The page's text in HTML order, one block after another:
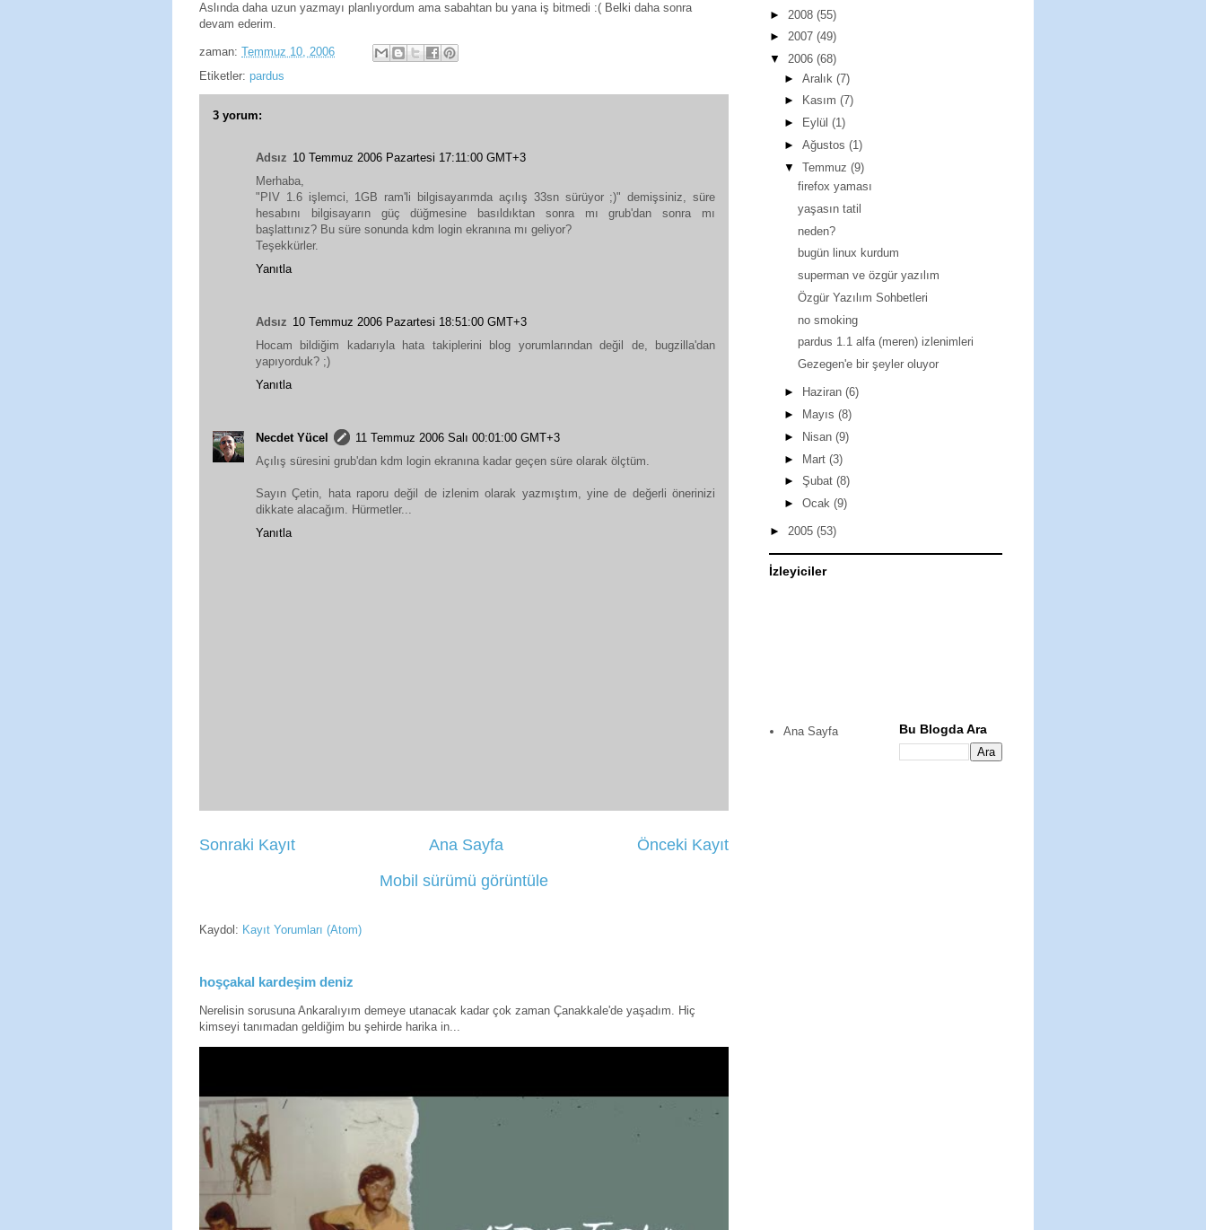
Aslında daha uzun yazmayı planlıyordum ama sabahtan bu yana iş bitmedi :( Belki daha sonra
devam ederim.
zaman: Temmuz 10, 2006
Etiketler: pardus
3 yorum:
Adsız 10 Temmuz 2006 Pazartesi 17:11:00 GMT+3
Merhaba,
"PIV 1.6 işlemci, 1GB ram'li bilgisayarımda açılış 33sn sürüyor ;)" demişsiniz, süre
hesabını bilgisayarın güç düğmesine basıldıktan sonra mı grub'dan sonra mı
başlattınız? Bu süre sonunda kdm login ekranına mı geliyor?
Teşekkürler.
Yanıtla
Adsız 10 Temmuz 2006 Pazartesi 18:51:00 GMT+3
Hocam bildiğim kadarıyla hata takiplerini blog yorumlarından değil de, bugzilla'dan
yapıyorduk? ;)
Yanıtla
Necdet Yücel
11 Temmuz 2006 Salı 00:01:00 GMT+3
Açılış süresini grub'dan kdm login ekranına kadar geçen süre olarak ölçtüm.
Sayın Çetin, hata raporu değil de izlenim olarak yazmıştım, yine de değerli önerinizi
dikkate alacağım. Hürmetler...
Yanıtla
Sonraki Kayıt Önceki Kayıt
Ana Sayfa
Mobil sürümü görüntüle
Kaydol: Kayıt Yorumları (Atom)
hoşçakal kardeşim deniz
Nerelisin sorusuna Ankaralıyım demeye utanacak kadar çok zaman Çanakkale'de yaşadım. Hiç
kimseyi tanımadan geldiğim bu şehirde harika in...
► 2008 (55)
► 2007 (49)
▼ 2006 (68)
► Aralık (7)
►
Kasım (7)
►
Eylül (1)
► Ağustos (1)
▼ Temmuz (9)
firefox yaması
yaşasın tatil
neden?
bugün linux kurdum
superman ve özgür yazılım
Özgür Yazılım Sohbetleri
no smoking
pardus 1.1 alfa (meren) izlenimleri
Gezegen'e bir şeyler oluyor
► Haziran (6)
►
Mayıs (8)
►
Nisan (9)
► Mart (3)
► Şubat (8)
► Ocak (9)
► 2005 (53)
İzleyiciler
Ana Sayfa Bu Blogda Ara